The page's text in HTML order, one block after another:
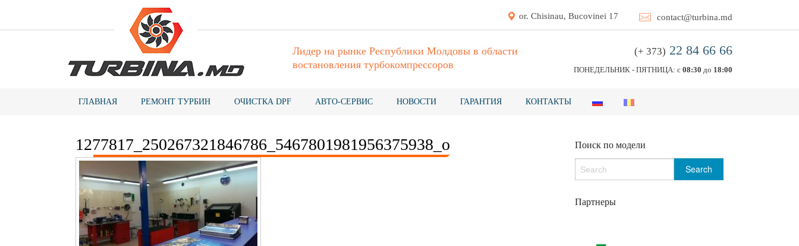
or. Chisinau, Bucovinei 17 contact@turbina.md
Лидер на рынке Республики Молдовы в области
востановления турбокомпрессоров
(+ 373) 22 84 66 66
ПОНЕДЕЛЬНИК - ПЯТНИЦА: с 08:30 до 18:00
ГЛАВНАЯ РЕМОНТ ТУРБИН ОЧИСТКА DPF АВТО-СЕРВИС НОВОСТИ ГАРАНТИЯ КОНТАКТЫ
1277817_250267321846786_5467801981956375938_o Поиск по модели
Партнеры